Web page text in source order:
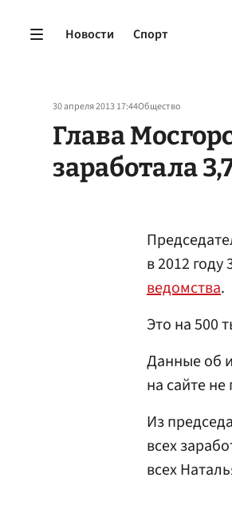
Новости Спорт
30 апреля 2013 17:44Общество
Глава
заработала
в 2012
ведомства.
Это на 500
Данные об
на сайте
Из
всех
всех